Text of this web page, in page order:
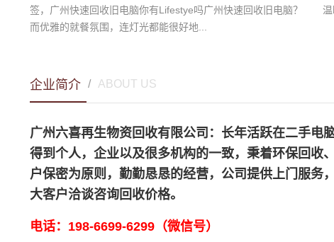
签，广州快速回收旧电脑你有Lifestye吗广州快速回收旧电脑？ 温
而优雅的就餐氛围，连灯光都能很好地...
企业简介 / ABOUT US
广州六喜再生物资回收有限公司：长年活跃在二手电
得到个人，企业以及很多机构的一致，秉着环保回收
户保密为原则，勤勤恳恳的经营，公司提供上门服务
大客户洽谈咨询回收价格。
电话：198-6699-6299（微信号）